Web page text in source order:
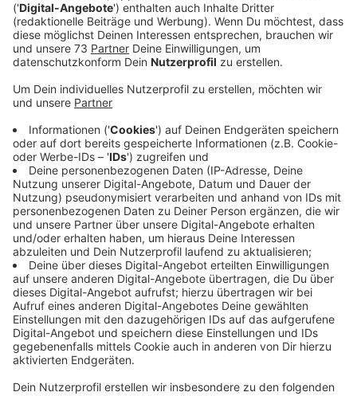
Jobbörse am 11. Oktober 2024
Anzeige
Fachkräfte, die von Arbeitslosigkeit bedroht sind,
sollten sich den 11. Oktober 2024 vormerken. An
diesem Tag findet bei Flender von 15 bis 19 Uhr die
erste Bocholter Jobbörse statt. Darauf weist die
Wirtschaftsförderung der Stadt hin. Veranstalter ist
das „Bündnis für Arbeit im Kreis Borken“, zu dem unter
anderem Kommunen, IHK, Kreishandwerkerschaft und
Unternehmerverbände gehören.
Anzeige
Unterstützung für Fachkräfte
Anzeige